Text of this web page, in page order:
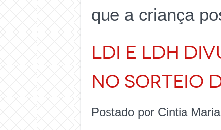
que a criança
LDI e LDH
NO SORTEIO
Postado por Cintia